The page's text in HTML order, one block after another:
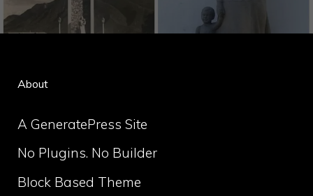
About
A GeneratePress Site
No Plugins. No Builder
Block Based Theme